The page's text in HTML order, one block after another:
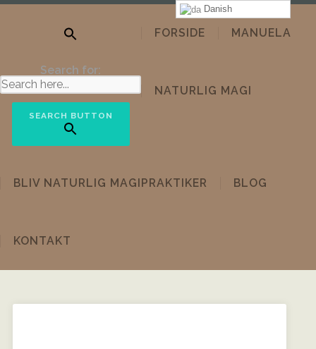
Search for:
SEARCH BUTTON
FORSIDE MANUELA
NATURLIG MAGI
BLIV NATURLIG MAGIPRAKTIKER BLOG
KONTAKT
Danish